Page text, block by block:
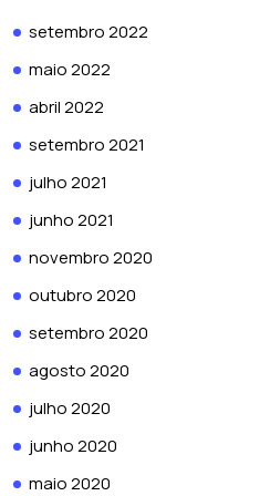
setembro 2022
maio 2022
abril 2022
setembro 2021
julho 2021
junho 2021
novembro 2020
outubro 2020
setembro 2020
agosto 2020
julho 2020
junho 2020
maio 2020